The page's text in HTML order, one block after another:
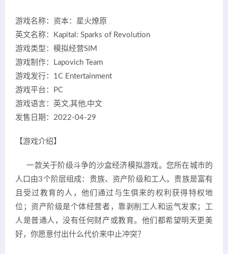
游戏名称：资本：星火燎原
英文名称：Kapital: Sparks of Revolution
游戏类型：模拟经营SIM
游戏制作：Lapovich Team
游戏发行：1C Entertainment
游戏平台：PC
游戏语言：英文,其他,中文
发售日期：2022-04-29
【游戏介绍】
一款关于阶级斗争的沙盒经济模拟游戏。您所在城市的
人口由3个阶层组成：贵族、资产阶级和工人。贵族是富有
且受过教育的人，他们通过与生俱来的权利获得特权地
位；资产阶级是个体经营者，靠剥削工人和运气发家；工
人是普通人，没有任何财产或教育。他们都希望明天更美
好，你愿意付出什么代价来中止冲突？